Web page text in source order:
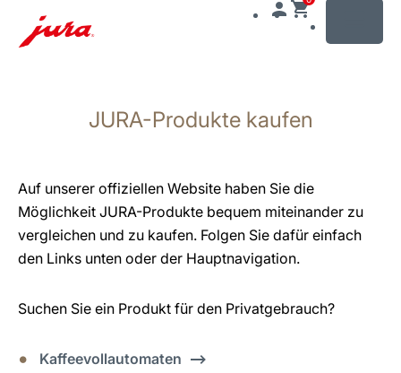
wechseln
JURA-Produkte kaufen
Auf unserer offiziellen Website haben Sie die
Möglichkeit JURA-Produkte bequem miteinander zu
vergleichen und zu kaufen. Folgen Sie dafür einfach
den Links unten oder der Hauptnavigation.
Suchen Sie ein Produkt für den Privatgebrauch?
Kaffeevollautomaten